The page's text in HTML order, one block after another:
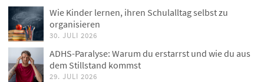
Wie Kinder lernen, ihren Schulalltag selbst zu
organisieren
30. JULI 2026
ADHS-Paralyse: Warum du erstarrst und wie du aus
dem Stillstand kommst
29. JULI 2026